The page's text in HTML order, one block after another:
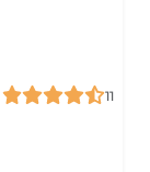
11